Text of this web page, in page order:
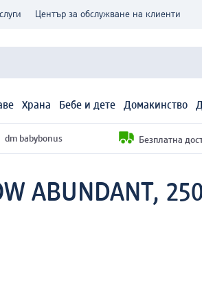
Център за обслужване на клиенти
Храна Бебе и дете Домакинство
dm babybonus Безплатна
ABUNDANT,